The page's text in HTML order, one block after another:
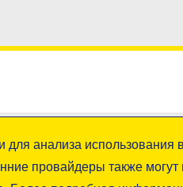
анализа использования
провайдеры также могут